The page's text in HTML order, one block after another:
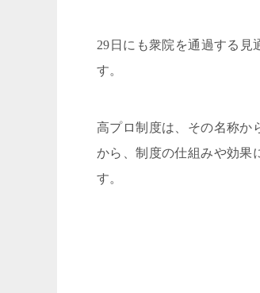
29日にも衆院を通過する見
す。
高プロ制度は、その名称か
から、制度の仕組みや効果
す。